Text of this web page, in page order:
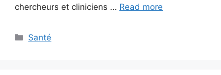
chercheurs et cliniciens … Read more
Categories
Santé